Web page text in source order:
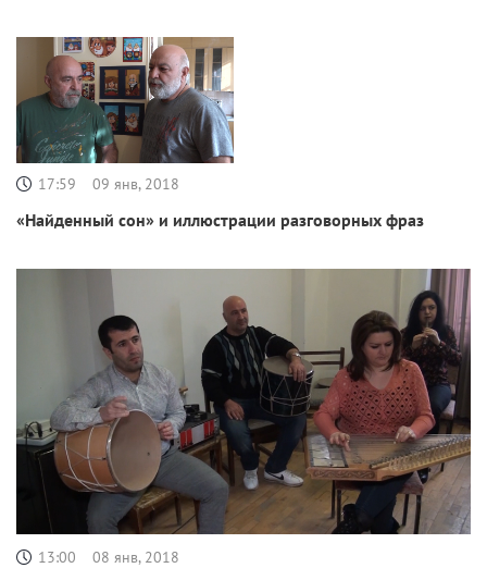
17:59 09 янв, 2018
«Найденный сон» и иллюстрации разговорных фраз
13:00 08 янв, 2018